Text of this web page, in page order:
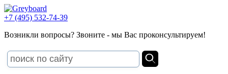
+7 (495) 532-74-39
Возникли вопросы? Звоните - мы Вас проконсультируем!